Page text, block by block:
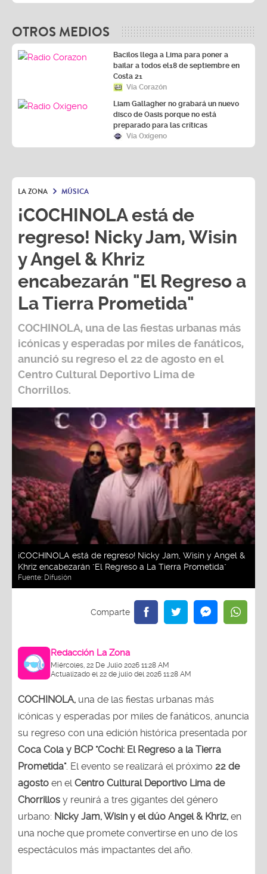
OTROS MEDIOS
Bacilos llega a Lima para poner a
bailar a todos el18 de septiembre en
Costa 21
Vía Corazón
Liam Gallagher no grabará un nuevo
disco de Oasis porque no está
preparado para las críticas
Vía Oxígeno
LA ZONA MÚSICA
¡COCHINOLA está de
regreso! Nicky Jam, Wisin
y Angel & Khriz
encabezarán "El Regreso a
La Tierra Prometida"
COCHINOLA, una de las fiestas urbanas más
icónicas y esperadas por miles de fanáticos,
anunció su regreso el 22 de agosto en el
Centro Cultural Deportivo Lima de
Chorrillos.
¡COCHINOLA está de regreso! Nicky Jam, Wisin y Angel &
Khriz encabezarán "El Regreso a La Tierra Prometida"
Fuente: Difusión
Redacción La Zona
Miércoles, 22 De Julio 2026 11:28 AM
Actualizado el 22 de julio del 2026 11:28 AM
COCHINOLA, una de las fiestas urbanas más
icónicas y esperadas por miles de fanáticos, anuncia
su regreso con una edición histórica presentada por
Coca Cola y BCP "Cochi: El Regreso a la Tierra
Prometida". El evento se realizará el próximo 22 de
agosto en elCentro Cultural Deportivo Lima de
Chorrillos y reunirá a tres gigantes del género
urbano: Nicky Jam, Wisin y el dúo Angel & Khriz, en
una noche que promete convertirse en uno de los
espectáculos más impactantes del año.